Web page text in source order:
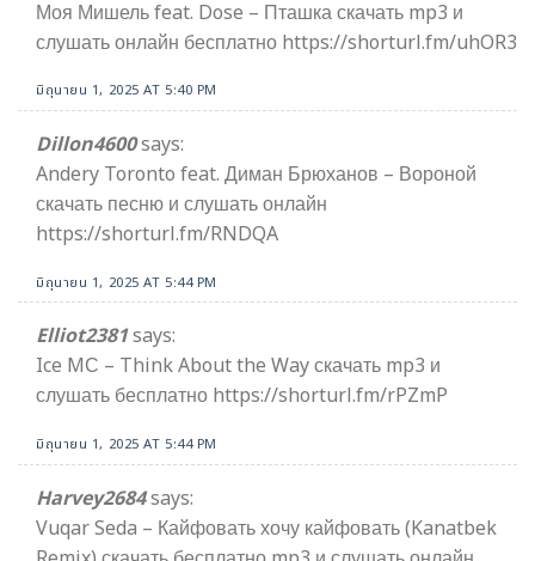
Моя Мишель feat. Dose – Пташка скачать mp3 и
слушать онлайн бесплатно https://shorturl.fm/uhOR3
มิถุนายน 1, 2025 AT 5:40 PM
Dillon4600says:
Andery Toronto feat. Диман Брюханов – Вороной
скачать песню и слушать онлайн
https://shorturl.fm/RNDQA
มิถุนายน 1, 2025 AT 5:44 PM
Elliot2381says:
Ice MС – Think About the Way скачать mp3 и
слушать бесплатно https://shorturl.fm/rPZmP
มิถุนายน 1, 2025 AT 5:44 PM
Harvey2684says:
Vuqar Seda – Кайфовать хочу кайфовать (Kanatbek